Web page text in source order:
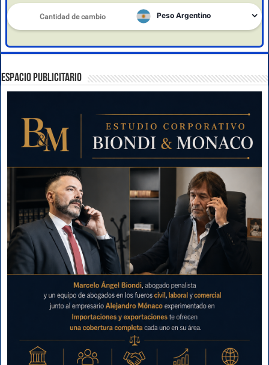
ESPACIO PUBLICITARIO